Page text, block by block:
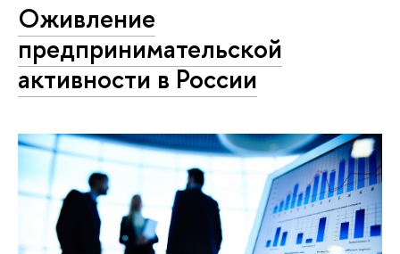
Оживление
предпринимательской
активности в России